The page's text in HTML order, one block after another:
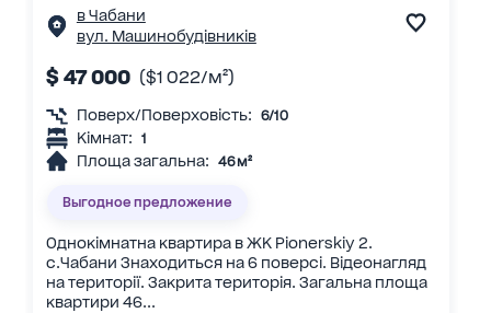
в Чабани
вул. Машинобудівників
$ 47 000 ($1 022/м²)
Поверх/Поверховість: 6/10
Кімнат: 1
Площа загальна: 46 м²
Выгодное предложение
Однокімнатна квартира в ЖК Pionerskiy 2.
c.Чабани Знаходиться на 6 поверсі. Відеонагляд
на території. Закрита територія. Загальна площа
квартири 46...